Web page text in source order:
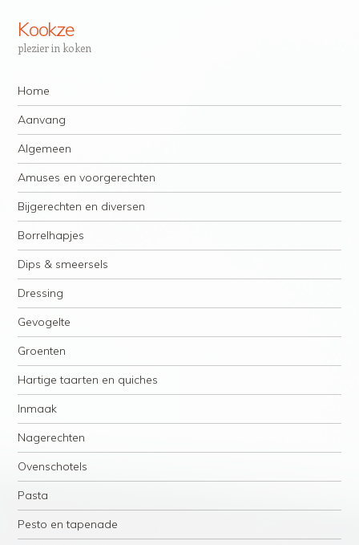
Kookze
plezier in koken
Navigatie
Spring naar inhoud
Home
Aanvang
Algemeen
Amuses en voorgerechten
Bijgerechten en diversen
Borrelhapjes
Dips & smeersels
Dressing
Gevogelte
Groenten
Hartige taarten en quiches
Inmaak
Nagerechten
Ovenschotels
Pasta
Pesto en tapenade